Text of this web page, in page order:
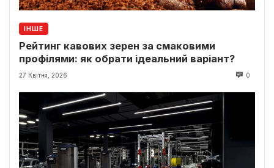
ІНШЕ
Рейтинг кавових зерен за смаковими
профілями: як обрати ідеальний варіант?
27 Квітня, 2026 0